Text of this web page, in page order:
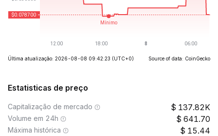
Última atualização: 2026-08-08 09:42:23 (UTC+0) Source of data: CoinGecko
Estatisticas de preço
Capitalização de mercado 137.82K
Volume em 24h 641.70
Máxima histórica 15.44